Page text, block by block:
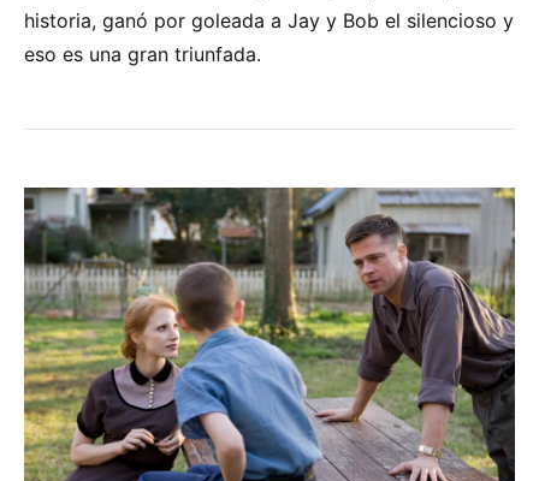
historia, ganó por goleada a Jay y Bob el silencioso y
eso es una gran triunfada.